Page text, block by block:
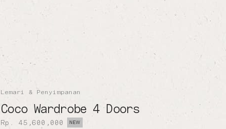
Lemari & Penyimpanan
Coco Wardrobe 4 Doors
Rp. 45,600,000 NEW